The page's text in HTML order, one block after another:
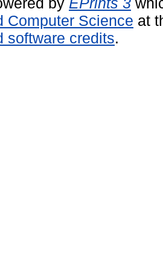
Computer Science at
software credits.